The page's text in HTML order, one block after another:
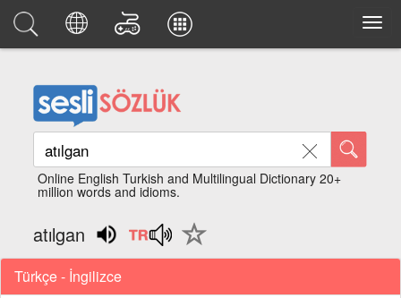
Online English Turkish and Multilingual Dictionary 20+
million words and idioms.
atılgan
Türkçe - İngilizce